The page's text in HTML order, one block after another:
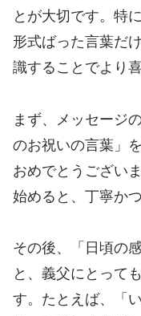
とが大切です。特
形式ばった言葉だ
識することでより
まず、メッセージ
のお祝いの言葉」
おめでとうござい
始めると、丁寧か
その後、「日頃の
と、義父にとって
す。たとえば、「